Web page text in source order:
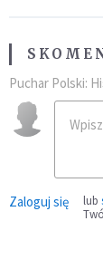
Puchar Polski:
Zaloguj się lub